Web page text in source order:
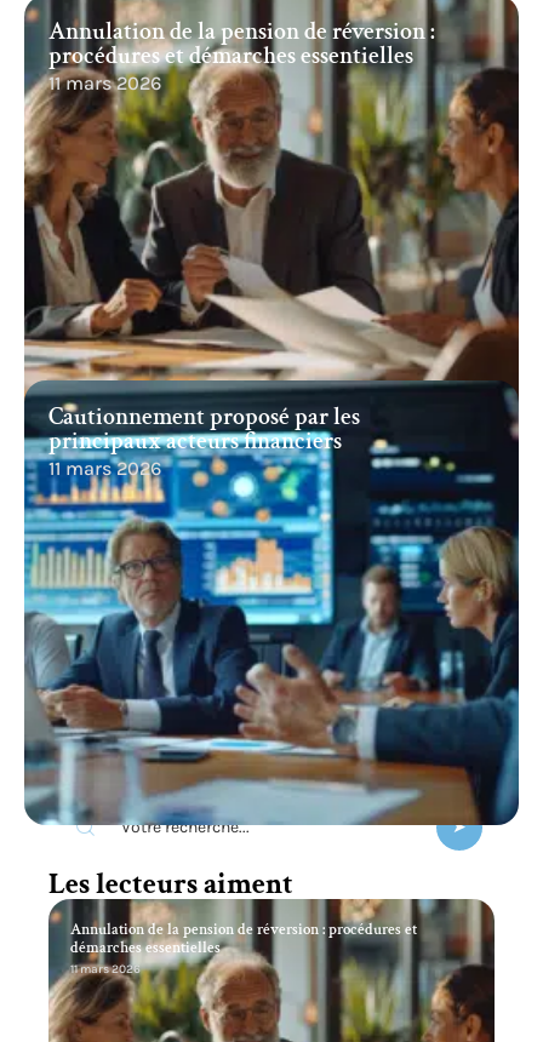
Annulation de la pension de réversion :
procédures et démarches essentielles
11 mars 2026
Cautionnement proposé par les
principaux acteurs financiers
11 mars 2026
Recherche
Les lecteurs aiment
Annulation de la pension de réversion : procédures et
démarches essentielles
11 mars 2026